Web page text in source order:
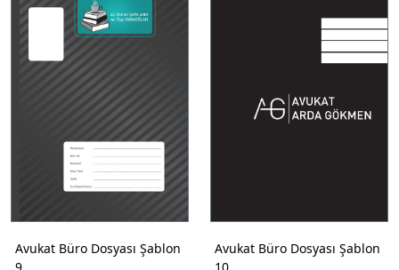
Avukat Büro Dosyası Şablon
Avukat Büro Dosyası Şablon